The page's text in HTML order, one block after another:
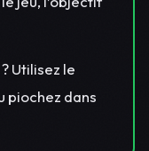
Utilisez le
piochez dans